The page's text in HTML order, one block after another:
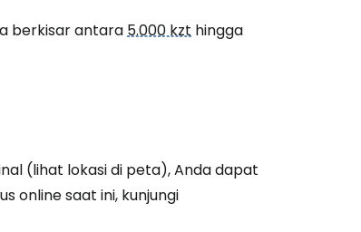
berkisar antara5.000 kzt hingga
(lihat lokasi di peta), Anda dapat
online saat ini, kunjungi
Facebook